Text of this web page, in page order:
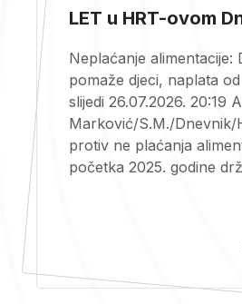
LET u HRT-ovom
Neplaćanje alimentacije:
pomaže djeci, naplata
slijedi 26.07.2026. 20:19
Marković/S.M./Dnevnik/
protiv ne plaćanja
početka 2025. godine